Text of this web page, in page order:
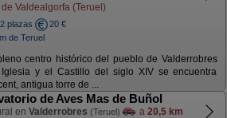
de Valdealgorfa (Teruel)
plazas
20 €
de Teruel
centro histórico del pueblo de Valderrobres
y el Castillo del siglo XIV se encuentra
antigua torre de ...
de Aves Mas de Buñol
en Valderrobres (Teruel) a 20,5 km